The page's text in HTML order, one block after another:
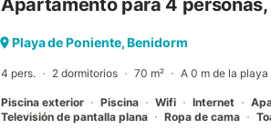
Aquí podrás deleitar a tus invitados con tus
terraza amueblada desde la que podrás
Apartamento para 4
Playa de Poniente, Benidorm
4 pers. 2 dormitorios 70 m² A 0 m de la playa
Piscina exterior Piscina Wifi Internet
Televisión de pantalla plana
Ropa de cama